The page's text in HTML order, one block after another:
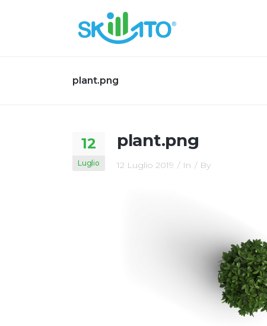
plant.png
12
Luglio
plant.png
12 Luglio 2019 In By